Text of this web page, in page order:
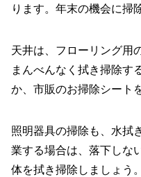
ります。年末の機会に掃
天井は、フローリング用
まんべんなく拭き掃除す
か、市販のお掃除シート
照明器具の掃除も、水拭
業する場合は、落下しな
体を拭き掃除しましょう。